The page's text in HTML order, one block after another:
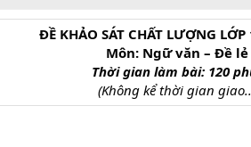
ĐỀ KHẢO SÁT CHẤT LƯỢNG
Môn: Ngữ văn – Đề lẻ
Thời gian làm bài: 120
(Không kể thời gian